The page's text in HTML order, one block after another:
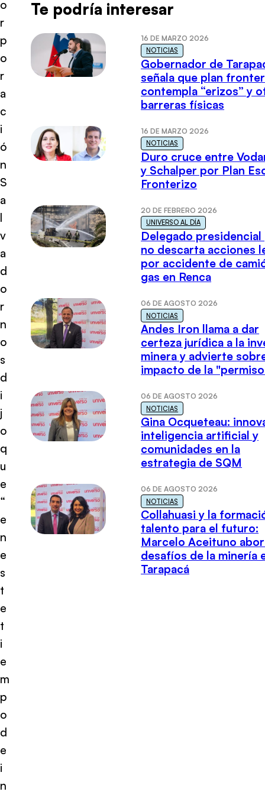
o
r
p
o
r
a
c
i
ó
n
S
a
l
v
a
d
o
r
n
o
s
d
i
j
o
q
u
e
“
e
n
e
s
t
e
t
i
e
m
p
o
d
e
i
n
Te podría interesar
16 DE MARZO 2026
NOTICIAS
Gobernador de
señala que plan
contempla “erizos” y
barreras físicas
16 DE MARZO 2026
NOTICIAS
Duro cruce entre
y Schalper por Plan
Fronterizo
20 DE FEBRERO 2026
UNIVERSO AL DÍA
Delegado presidencial
no descarta acciones
por accidente de
gas en Renca
06 DE AGOSTO 2026
NOTICIAS
Andes Iron llama a dar
certeza jurídica a la
minera y advierte
impacto de la
06 DE AGOSTO 2026
NOTICIAS
Gina Ocqueteau:
inteligencia artificial y
comunidades en la
estrategia de SQM
06 DE AGOSTO 2026
NOTICIAS
Collahuasi y la
talento para el futuro:
Marcelo Aceituno
desafíos de la minería
Tarapacá